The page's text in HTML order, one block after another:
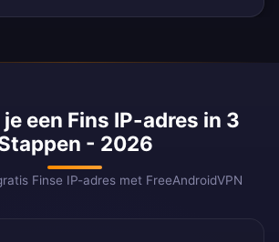
een Fins IP-adres in 3
- 2026
Finse IP-adres met FreeAndroidVPN